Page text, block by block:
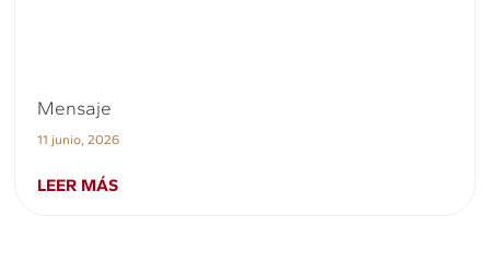
Mensaje
11 junio, 2026
LEER MÁS